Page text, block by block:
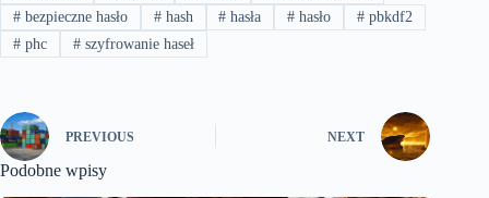
#bezpieczne hasło #hash # hasła # hasło # pbkdf2
#phc #szyfrowanie haseł
PREVIOUS NEXT
Podobne wpisy